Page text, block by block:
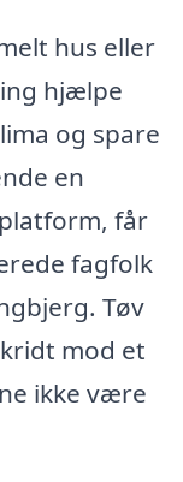
hus eller
hjælpe
og spare
en
får
fagfolk
Tøv
mod et
ikke være